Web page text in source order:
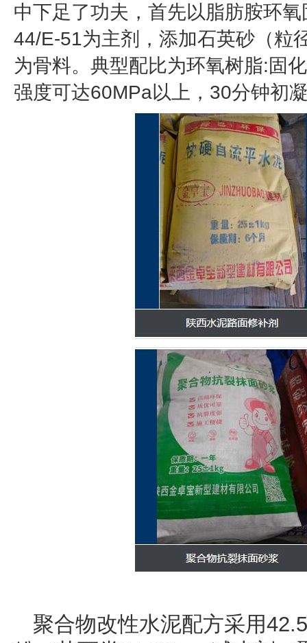
中下足了功夫，首先以脂肪胺环
44/E-51为主剂，添加石英砂（粒
为骨料。典型配比为环氧树脂:固
强度可达60MPa以上，30分钟初
聚合物改性水泥配方‌采用